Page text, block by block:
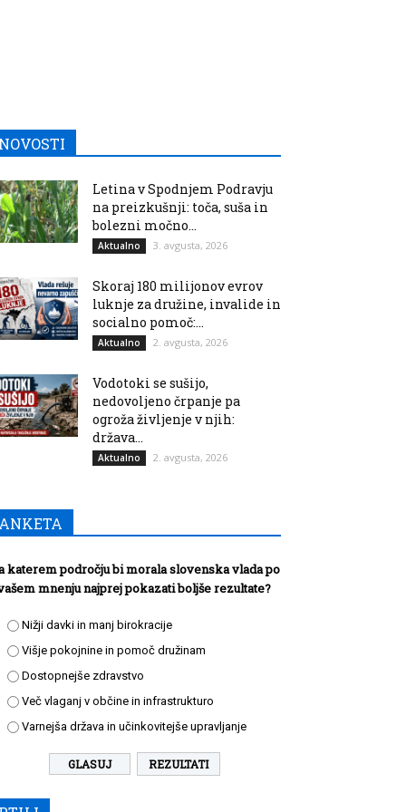
Letina v Spodnjem Podravju
na preizkušnji: toča, suša in
bolezni močno...
Aktualno 3. avgusta, 2026
Skoraj 180 milijonov evrov
luknje za družine, invalide in
socialno pomoč:...
Aktualno 2. avgusta, 2026
Vodotoki se sušijo,
nedovoljeno črpanje pa
ogroža življenje v njih:
država...
Aktualno 2. avgusta, 2026
katerem področju bi morala slovenska vlada po
mnenju najprej pokazati boljše rezultate?
Nižji davki in manj birokracije
Višje pokojnine in pomoč družinam
Dostopnejše zdravstvo
Več vlaganj v občine in infrastrukturo
Varnejša država in učinkovitejše upravljanje
REZULTATI